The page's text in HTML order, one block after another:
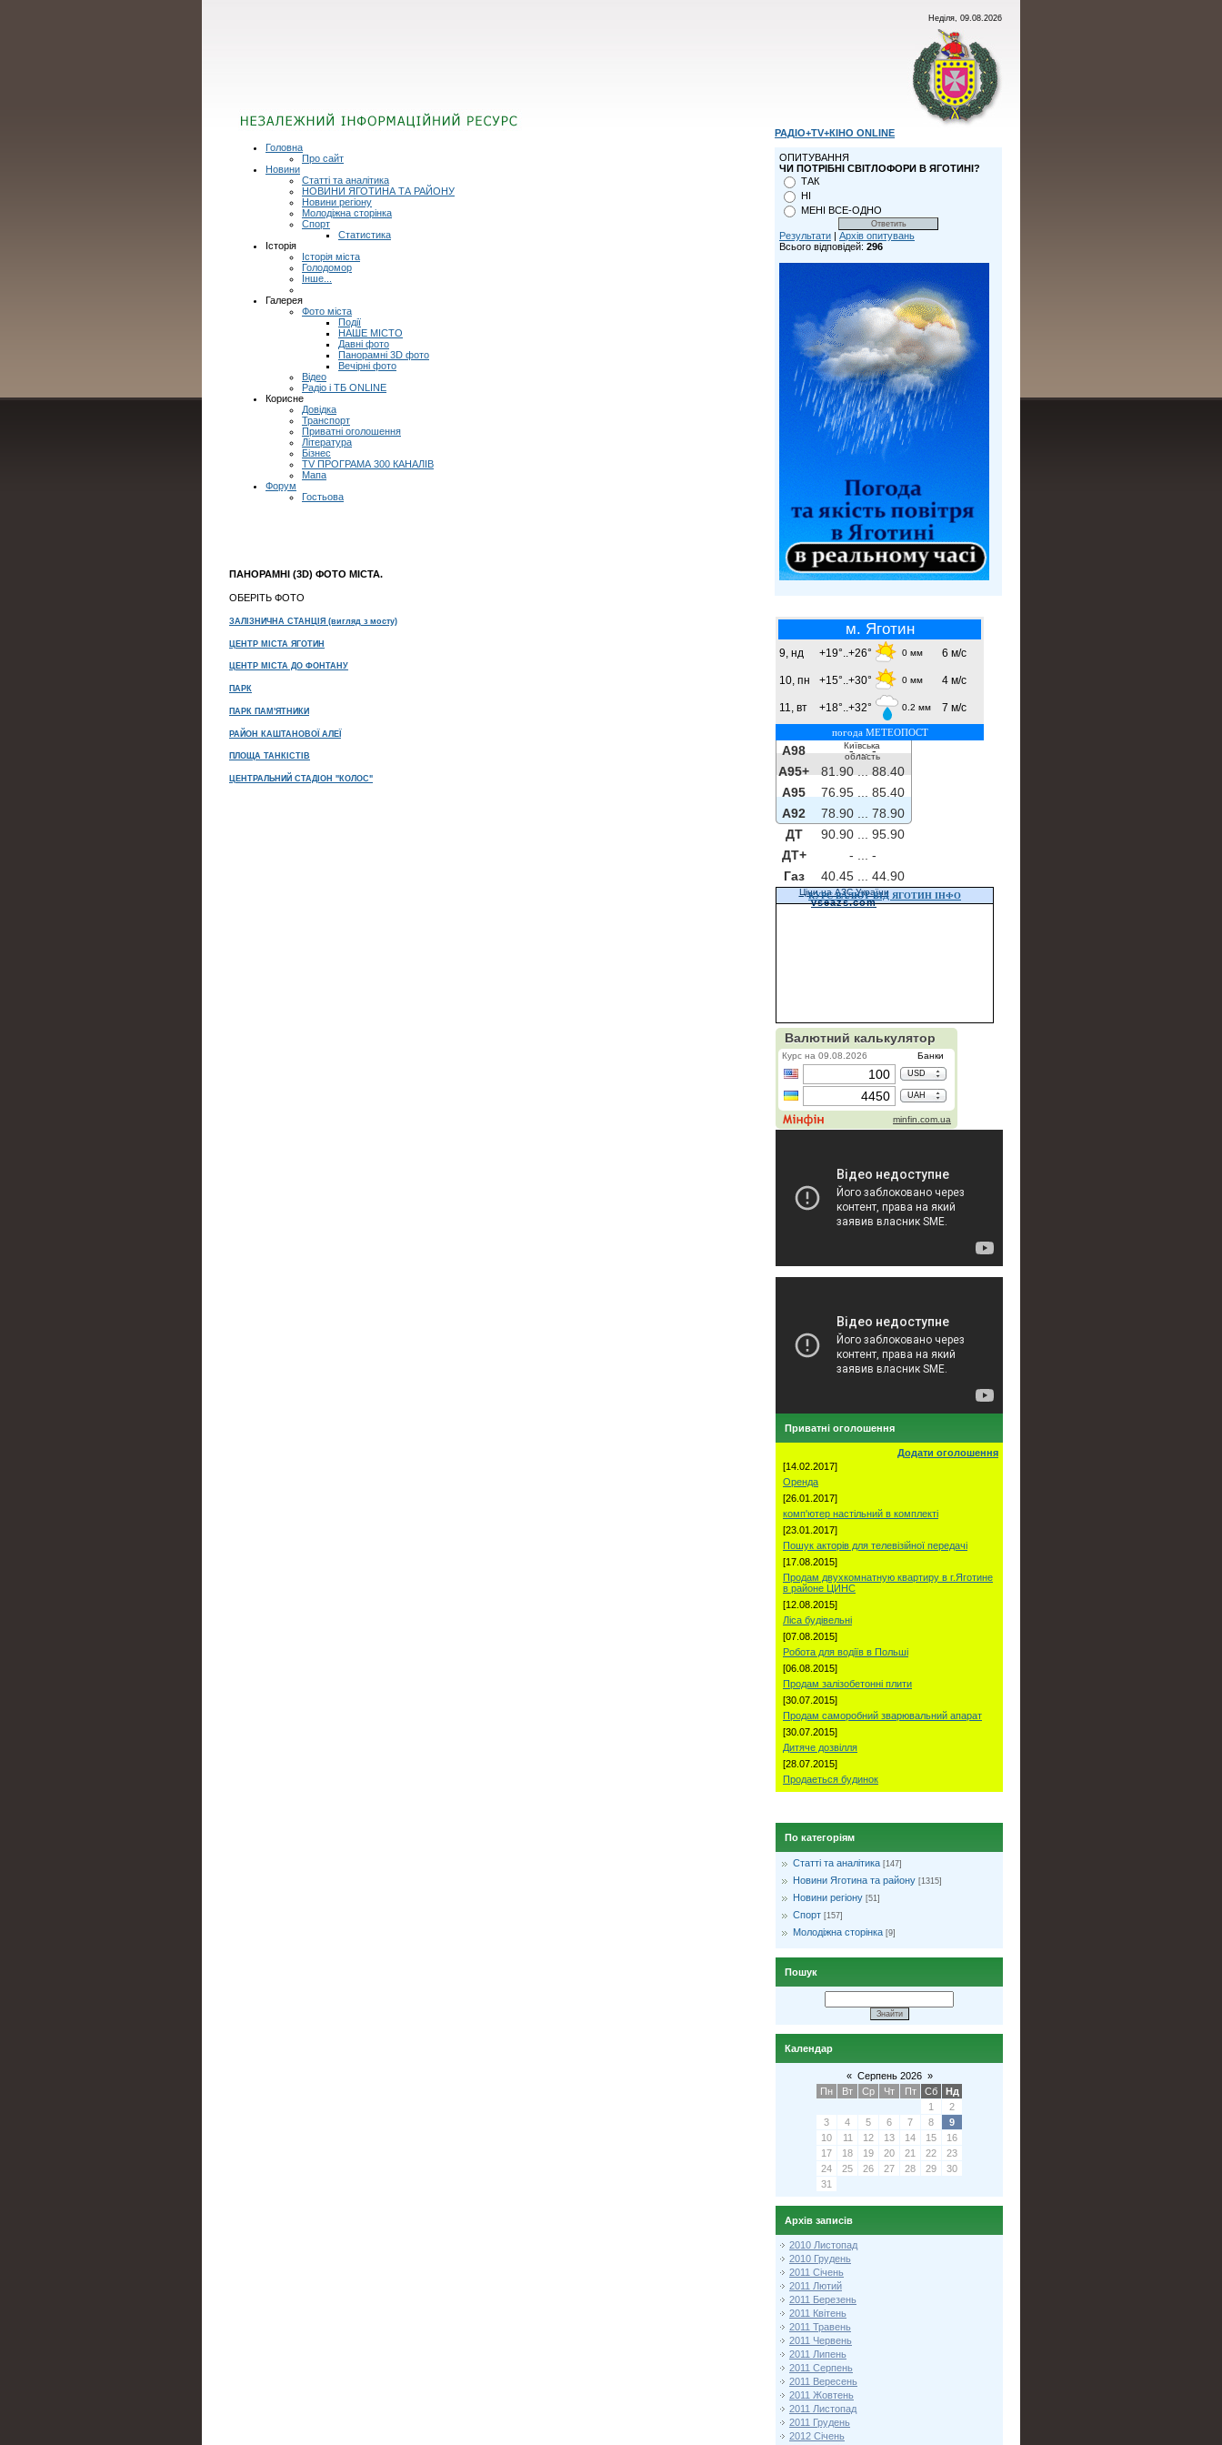
Неділя, 09.08.2026
Головна
Про сайт
Новини
Статті та аналітика
НОВИНИ ЯГОТИНА ТА РАЙОНУ
Новини регіону
Молодіжна сторінка
Спорт
Статистика
Історія
Історія міста
Голодомор
Інше...
Галерея
Фото міста
Події
НАШЕ МІСТО
Давні фото
Панорамні 3D фото
Вечірні фото
Відео
Радіо і ТБ ONLINE
Корисне
Довідка
Транспорт
Приватні оголошення
Література
Бізнес
TV ПРОГРАМА 300 КАНАЛІВ
Мапа
Форум
Гостьова
ПАНОРАМНІ (3D) ФОТО МІСТА.
ОБЕРІТЬ ФОТО
ЗАЛІЗНИЧНА СТАНЦІЯ (вигляд з мосту)
ЦЕНТР МІСТА ЯГОТИН
ЦЕНТР МІСТА ДО ФОНТАНУ
ПАРК
ПАРК ПАМ'ЯТНИКИ
РАЙОН КАШТАНОВОЇ АЛЕЇ
ПЛОЩА ТАНКІСТІВ
ЦЕНТРАЛЬНИЙ СТАДІОН ''КОЛОС"
РАДІО+TV+КІНО ONLINE
ОПИТУВАННЯ
ЧИ ПОТРІБНІ СВІТЛОФОРИ В ЯГОТИНІ?
ТАК
НІ
МЕНІ ВСЕ-ОДНО
Результати | Архів опитувань
Всього відповідей: 296
м. Яготин
9, нд +19°..+26° 0 мм 6 м/с
10, пн +15°..+30° 0 мм 4 м/с
11, вт +18°..+32° 0.2 мм 7 м/с
погода МЕТЕОПОСТ
Київська
область
A98 - ...-
A95+
81.90 ...
88.40
A95
76.95 ...
85.40
A92
78.90 ...
78.90
ДТ
90.90 ...
95.90
ДТ+
- ...
-
Газ
40.45 ... 44.90
Ціни на АЗС України
vseazs.com
КУРС ВАЛЮТ ВІД ЯГОТИН ІНФО
Приватні оголошення
Додати оголошення
[14.02.2017]
Оренда
[26.01.2017]
комп'ютер настільний в комплекті
[23.01.2017]
Пошук акторів для телевізійної передачі
[17.08.2015]
Продам двухкомнатную квартиру в г.Яготине
в районе ЦИНС
[12.08.2015]
Ліса будівельні
[07.08.2015]
Робота для водіїв в Польші
[06.08.2015]
Продам залізобетонні плити
[30.07.2015]
Продам саморобний зварювальний апарат
[30.07.2015]
Дитяче дозвілля
[28.07.2015]
Продаеться будинок
По категоріям
Статті та аналітика [147]
Новини Яготина та району [1315]
Новини регіону [51]
Спорт [157]
Молодіжна сторінка [9]
Пошук
Календар
« Серпень 2026 »
Пн
Вт Ср Чт Пт Сб
Нд
1
2
3
4 5 6 7 8
9
10
11 12 13 14 15
16
17
18 19 20 21 22
23
24
25 26 27 28 29
30
31
Архів записів
2010 Листопад
2010 Грудень
2011 Січень
2011 Лютий
2011 Березень
2011 Квітень
2011 Травень
2011 Червень
2011 Липень
2011 Серпень
2011 Вересень
2011 Жовтень
2011 Листопад
2011 Грудень
2012 Січень